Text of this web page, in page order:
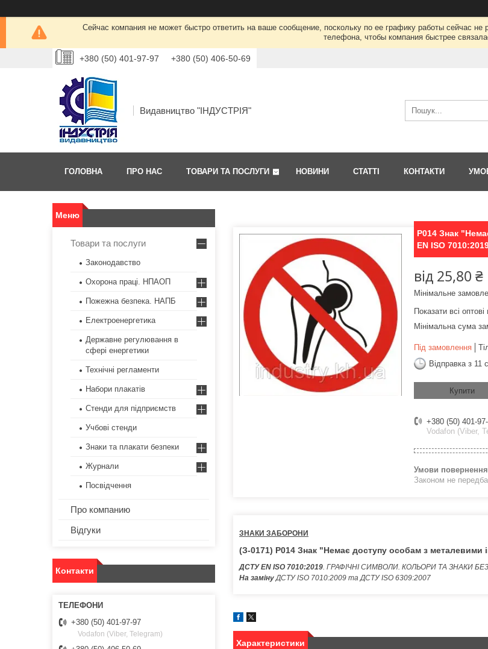
Сейчас компания не может быстро ответить на ваше сообщение, поскольку по ее графику работы сейчас
телефона, чтобы компания быстрее
+380 (50) 401-97-97 +380 (50) 406-50-69
Видавництво "ІНДУСТРІЯ"
ГОЛОВНА ПРО НАС ТОВАРИ ТА ПОСЛУГИ НОВИНИ СТАТТІ КОНТАКТИ
P014 Знак
EN ISO
від 25,80 ₴
Мінімальне
Показати всі оптові
Мінімальна сума
Під замовлення
Відправка з 11
Купити
+380 (50) 401-
Vodafon (Viber,
Законом не
ЗНАКИ ЗАБОРОНИ
(З-0171) P014 Знак "Немає доступу особам з металевими
ДСТУ EN ISO 7010:2019. ГРАФІЧНІ СИМВОЛИ. КОЛЬОРИ ТА ЗНАКИ
На замінуДСТУ ІSО 7010:2009 та ДСТУ ІSО 6309:2007
Характеристики
Товари та послуги
Законодавство
Охорона праці. НПАОП
Пожежна безпека. НАПБ
Електроенергетика
Державне регулювання в
сфері енергетики
Технічні регламенти
Набори плакатів
Стенди для підприємств
Учбові стенди
Знаки та плакати безпеки
Журнали
Посвідчення
Про компанию
Відгуки
Контакти
+380 (50) 401-97-97
Vodafon (Viber, Telegram)